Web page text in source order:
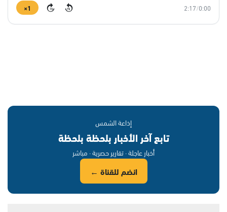
0:00
/
2:17
15
15
1×
إذاعة الشمس
تابع آخر الأخبار بلحظة بلحظة
أخبار عاجلة · تقارير حصرية · مباشر
انضم للقناة ←